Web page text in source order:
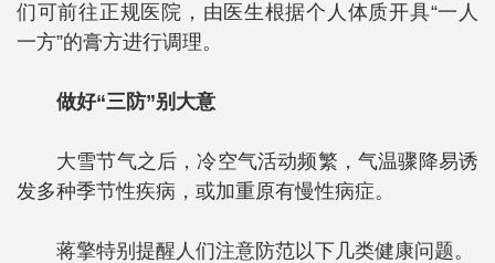
们可前往正规医院，由医生根据个人体质开具“一人
一方”的膏方进行调理。
做好“三防”别大意
大雪节气之后，冷空气活动频繁，气温骤降易诱
发多种季节性疾病，或加重原有慢性病症。
蒋擎特别提醒人们注意防范以下几类健康问题。